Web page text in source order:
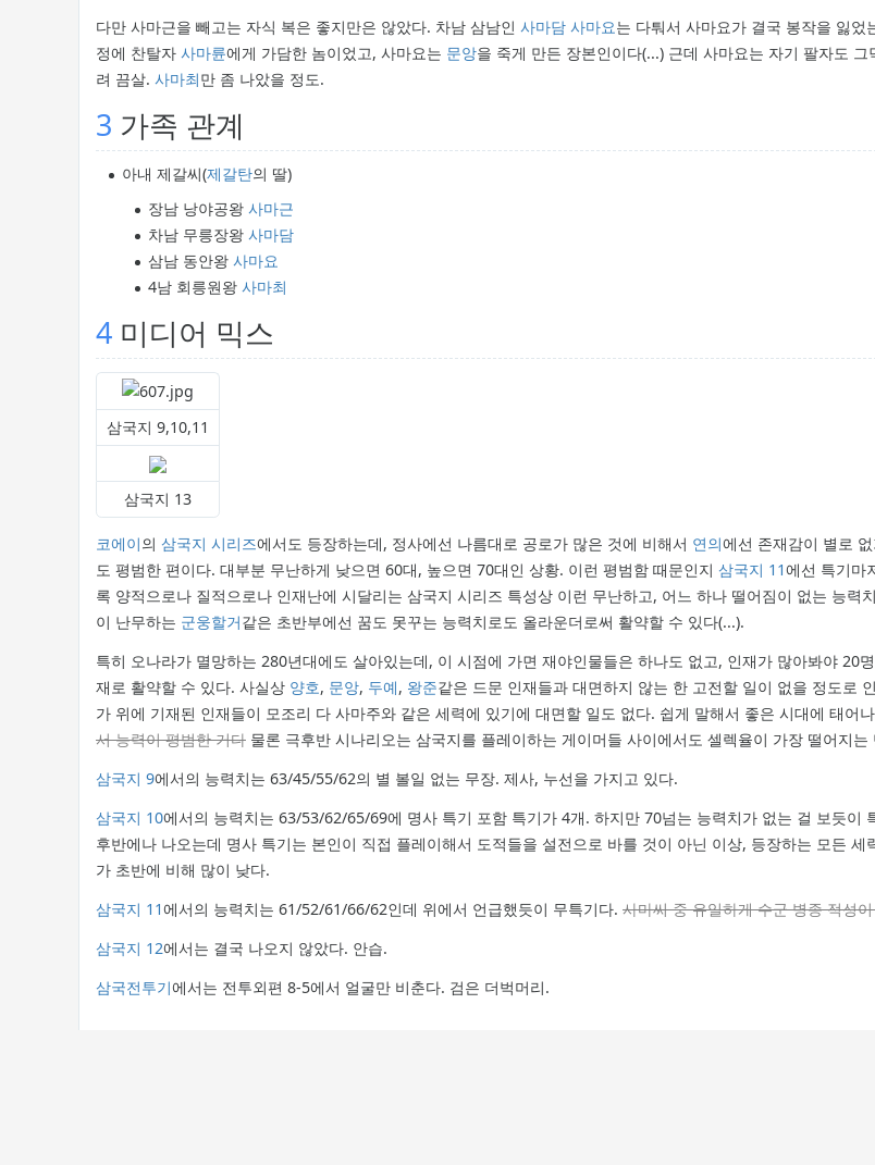
다만 사마근을 빼고는 자식 복은 좋지만은 않았다. 차남 삼남인 사마담 사마요는 다퉈서 사마요가 결국 봉작을 잃
정에 찬탈자 사마륜에게 가담한 놈이었고, 사마요는 문앙을 죽게 만든 장본인이다(...) 근데 사마요는 자기 팔자도 그
려 끔살. 사마최만 좀 나았을 정도.
3 가족 관계
아내 제갈씨(제갈탄의 딸)
장남 낭야공왕 사마근
차남 무릉장왕 사마담
삼남 동안왕 사마요
4남 회릉원왕 사마최
4 미디어 믹스
삼국지 9,10,11
삼국지 13
코에이의 삼국지 시리즈에서도 등장하는데, 정사에선 나름대로 공로가 많은 것에 비해서 연의에선 존재감이 별로
도 평범한 편이다. 대부분 무난하게 낮으면 60대, 높으면 70대인 상황. 이런 평범함 때문인지 삼국지 11에선 특기마
록 양적으로나 질적으로나 인재난에 시달리는 삼국지 시리즈 특성상 이런 무난하고, 어느 하나 떨어짐이 없는 능력
이 난무하는 군웅할거같은 초반부에선 꿈도 못꾸는 능력치로도 올라운더로써 활약할 수 있다(...).
특히 오나라가 멸망하는 280년대에도 살아있는데, 이 시점에 가면 재야인물들은 하나도 없고, 인재가 많아봐야 20
재로 활약할 수 있다. 사실상 양호, 문앙, 두예, 왕준같은 드문 인재들과 대면하지 않는 한 고전할 일이 없을 정도로
가 위에 기재된 인재들이 모조리 다 사마주와 같은 세력에 있기에 대면할 일도 없다. 쉽게 말해서 좋은 시대에 태어
서 능력이 평범한 거다 물론 극후반 시나리오는 삼국지를 플레이하는 게이머들 사이에서도 셀렉율이 가장 떨어지
삼국지 9에서의 능력치는 63/45/55/62의 별 볼일 없는 무장. 제사, 누선을 가지고 있다.
삼국지 10에서의 능력치는 63/53/62/65/69에 명사 특기 포함 특기가 4개. 하지만 70넘는 능력치가 없는 걸 보듯이
후반에나 나오는데 명사 특기는 본인이 직접 플레이해서 도적들을 설전으로 바를 것이 아닌 이상, 등장하는 모든 세
가 초반에 비해 많이 낮다.
삼국지 11에서의 능력치는 61/52/61/66/62인데 위에서 언급했듯이 무특기다. 사마씨 중 유일하게 수군 병종 적성
삼국지 12에서는 결국 나오지 않았다. 안습.
삼국전투기에서는 전투외편 8-5에서 얼굴만 비춘다. 검은 더벅머리.